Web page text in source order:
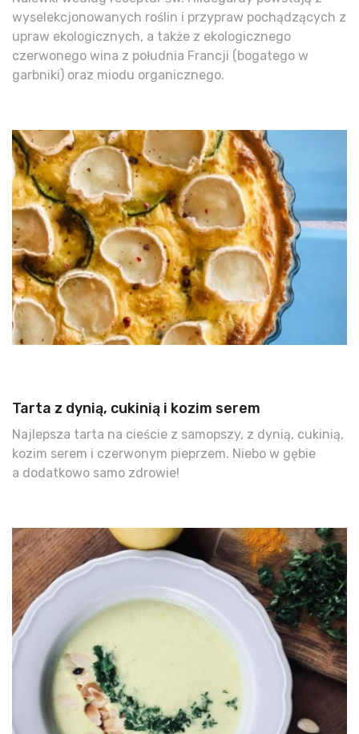
wyselekcjonowanych roślin i przypraw pochądzących z
upraw ekologicznych, a także z ekologicznego
czerwonego wina z południa Francji (bogatego w
garbniki) oraz miodu organicznego.
Tarta z dynią, cukinią i kozim serem
Najlepsza tarta na cieście z samopszy, z dynią, cukinią,
kozim serem i czerwonym pieprzem. Niebo w gębie
a dodatkowo samo zdrowie!